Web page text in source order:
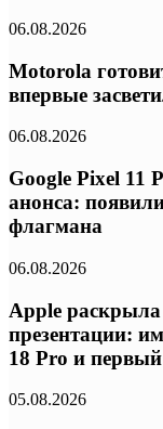
06.08.2026
Motorola
впервые
06.08.2026
Google Pixel 11
анонса:
флагмана
06.08.2026
Apple раскрыла
презентации:
18 Pro и
05.08.2026